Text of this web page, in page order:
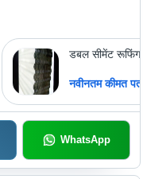
डबल सीमेंट रूफिंग
नवीनतम कीमत
WhatsApp